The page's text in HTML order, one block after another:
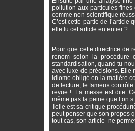
pollution aux particules
comme non-scientifique
C’est cette partie de l’article
elle lu cet article en entier ?
Pour que cette directrice de
renom selon la procédure
standardisation, quand tu
avec luxe de précisions. Elle
idiome obligé en la matière
de lecture, le fameux
revue ! La messe est dite.
même pas la peine que l’on
Telle est sa critique
peut penser que son propos
tout cas, son article ne